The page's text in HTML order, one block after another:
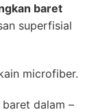
baret
superfisial
microfiber.
dalam –